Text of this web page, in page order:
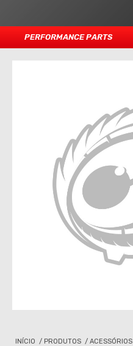
PERFORMANCE PARTS
INÍCIO / PRODUTOS / ACESSÓRIOS